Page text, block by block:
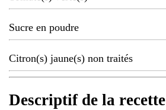
Sucre en poudre
Citron(s) jaune(s) non traités
Descriptif de la recette